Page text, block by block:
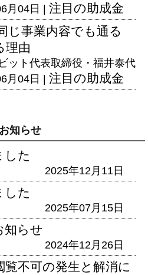
月04日 | 注目の助成金
じ事業内容でも通る
理由
ット代表取締役・福井泰代
月04日 | 注目の助成金
知らせ
した
2025年12月11日
した
2025年07月15日
知らせ
2024年12月26日
不可の発生と解消に